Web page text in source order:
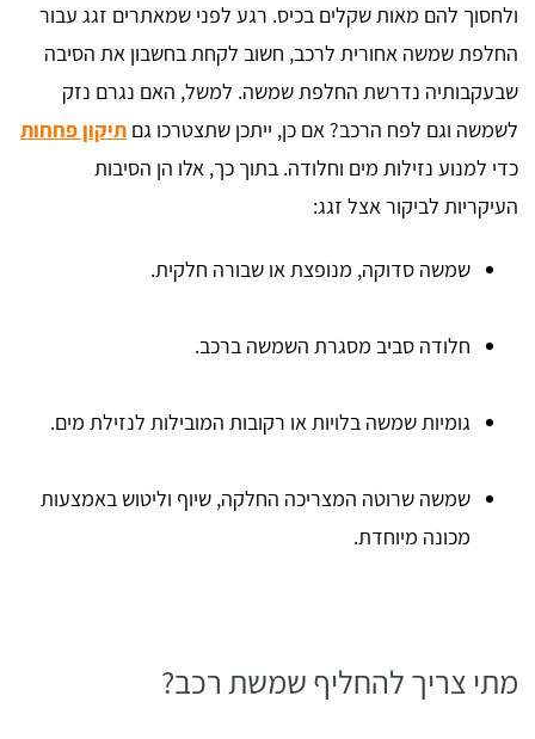
ולחסוך להם מאות שקלים בכיס. רגע לפני שמאתרים זגג עבור
החלפת שמשה אחורית לרכב, חשוב לקחת בחשבון את הסיבה
שבעקבותיה נדרשת החלפת שמשה. למשל, האם נגרם נזק
לשמשה וגם לפח הרכב? אם כן, ייתכן שתצטרכו גם תיקון פחחות
כדי למנוע נזילות מים וחלודה. בתוך כך, אלו הן הסיבות
העיקריות לביקור אצל זגג:
שמשה סדוקה, מנופצת או שבורה חלקית.
חלודה סביב מסגרת השמשה ברכב.
גומיות שמשה בלויות או רקובות המובילות לנזילת מים.
שמשה שרוטה המצריכה החלקה, שיוף וליטוש באמצעות
מכונה מיוחדת.
מתי צריך להחליף שמשת רכב?